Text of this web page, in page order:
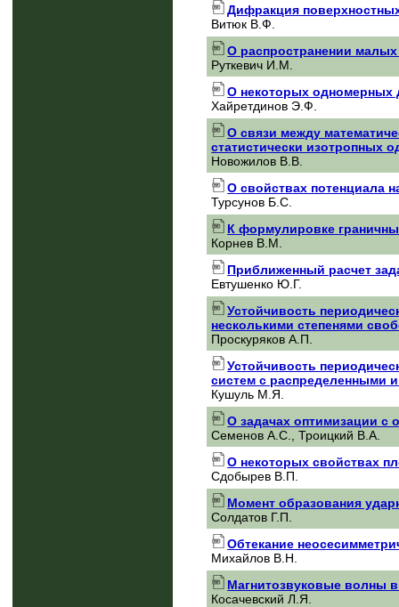
Дифракция
Витюк В.Ф.
О распространении
Руткевич И.М.
О некоторых одномерных
Хайретдинов Э.Ф.
О связи между
статистически изотропных
Новожилов В.В.
О свойствах потенциала
Турсунов Б.С.
К формулировке
Корнев В.М.
Приближенный расчет
Евтушенко Ю.Г.
Устойчивость
несколькими степенями
Проскуряков А.П.
Устойчивость
систем с распределенными
Кушуль М.Я.
О задачах оптимизации с
Семенов А.С., Троицкий В.А.
О некоторых свойствах
Сдобырев В.П.
Момент образования
Солдатов Г.П.
Обтекание
Михайлов В.Н.
Магнитозвуковые волны
Косачевский Л.Я.